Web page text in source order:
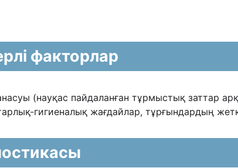
факторлар
(науқас пайдаланған тұрмыстық заттар
гигиеналық жағдайлар, тұрғындардың